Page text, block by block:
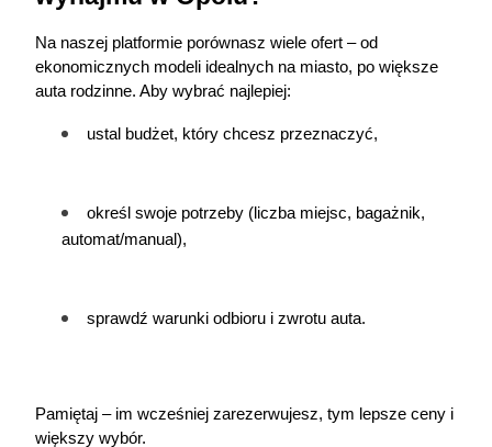
Na naszej platformie porównasz wiele ofert – od
ekonomicznych modeli idealnych na miasto, po większe
auta rodzinne. Aby wybrać najlepiej:
ustal budżet, który chcesz przeznaczyć,
określ swoje potrzeby (liczba miejsc, bagażnik,
automat/manual),
sprawdź warunki odbioru i zwrotu auta.
Pamiętaj – im wcześniej zarezerwujesz, tym lepsze ceny i
większy wybór.